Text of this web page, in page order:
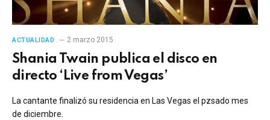
ACTUALIDAD 2 marzo 2015
Shania Twain publica el disco en
directo ‘Live from Vegas’
La cantante finalizó su residencia en Las Vegas el pzsado mes
de diciembre.